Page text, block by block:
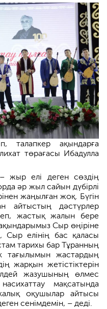
талапкер ақындарға
төрағасы Ибадулла
елі деген сөздің
әр жыл сайын дүбірлі
жаңылған жоқ. Бүгін
айтыстың дәстүрлер
жастық жалын бере
Сыр өңіріне
елінің бас қаласы
тарихы бар Тұранның
тағылымын жастардың
жарқын жетістіктерін
жазушының өлмес
мақсатында
оқушылар айтысы
сенімдемін, – деді.